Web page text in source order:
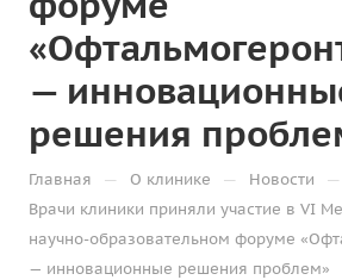
—
решения
Главная — О клинике — Новости —
Врачи клиники приняли участие в VI
научно-образовательном форуме
— инновационные решения проблем»